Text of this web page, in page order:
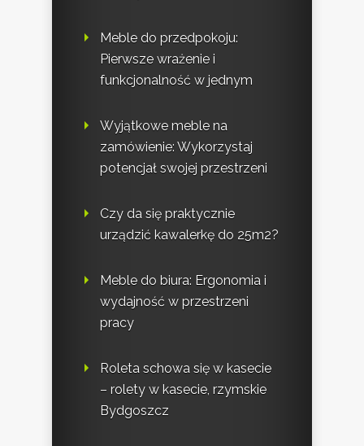
Meble do przedpokoju:
Pierwsze wrażenie i
funkcjonalność w jednym
Wyjątkowe meble na
zamówienie: Wykorzystaj
potencjał swojej przestrzeni
Czy da się praktycznie
urządzić kawalerkę do 25m2?
Meble do biura: Ergonomia i
wydajność w przestrzeni
pracy
Roleta schowa się w kasecie
– rolety w kasecie, rzymskie
Bydgoszcz